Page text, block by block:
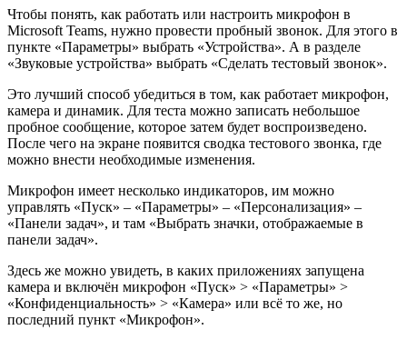
Чтобы понять, как работать или настроить микрофон в
Microsoft Teams, нужно провести пробный звонок. Для этого в
пункте «Параметры» выбрать «Устройства». А в разделе
«Звуковые устройства» выбрать «Сделать тестовый звонок».
Это лучший способ убедиться в том, как работает микрофон,
камера и динамик. Для теста можно записать небольшое
пробное сообщение, которое затем будет воспроизведено.
После чего на экране появится сводка тестового звонка, где
можно внести необходимые изменения.
Микрофон имеет несколько индикаторов, им можно
управлять «Пуск» – «Параметры» – «Персонализация» –
«Панели задач», и там «Выбрать значки, отображаемые в
панели задач».
Здесь же можно увидеть, в каких приложениях запущена
камера и включён микрофон «Пуск» > «Параметры» >
«Конфиденциальность» > «Камера» или всё то же, но
последний пункт «Микрофон».